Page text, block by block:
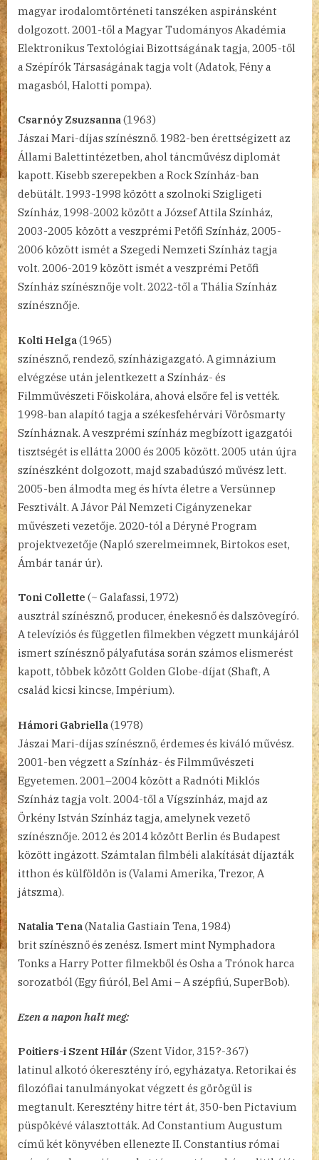
magyar irodalomtörténeti tanszéken aspiránsként
dolgozott. 2001-től a Magyar Tudományos Akadémia
Elektronikus Textológiai Bizottságának tagja, 2005-től
a Szépírók Társaságának tagja volt (Adatok, Fény a
magasból, Halotti pompa).
Csarnóy Zsuzsanna(1963)
Jászai Mari-díjas színésznő. 1982-ben érettségizett az
Állami Balettintézetben, ahol táncművész diplomát
kapott. Kisebb szerepekben a Rock Színház-ban
debütált. 1993-1998 között a szolnoki Szigligeti
Színház, 1998-2002 között a József Attila Színház,
2003-2005 között a veszprémi Petőfi Színház, 2005-
2006 között ismét a Szegedi Nemzeti Színház tagja
volt. 2006-2019 között ismét a veszprémi Petőfi
Színház színésznője volt. 2022-től a Thália Színház
színésznője.
Kolti Helga (1965)
színésznő, rendező, színházigazgató. A gimnázium
elvégzése után jelentkezett a Színház- és
Filmművészeti Főiskolára, ahová elsőre fel is vették.
1998-ban alapító tagja a székesfehérvári Vörösmarty
Színháznak. A veszprémi színház megbízott igazgatói
tisztségét is ellátta 2000 és 2005 között. 2005 után újra
színészként dolgozott, majd szabadúszó művész lett.
2005-ben álmodta meg és hívta életre a Versünnep
Fesztivált. A Jávor Pál Nemzeti Cigányzenekar
művészeti vezetője. 2020-tól a Déryné Program
projektvezetője (Napló szerelmeimnek, Birtokos eset,
Ámbár tanár úr).
Toni Collette (~ Galafassi, 1972)
ausztrál színésznő, producer, énekesnő és dalszövegíró.
A televíziós és független filmekben végzett munkájáról
ismert színésznő pályafutása során számos elismerést
kapott, többek között Golden Globe-díjat (Shaft, A
család kicsi kincse, Impérium).
Hámori Gabriella (1978)
Jászai Mari-díjas színésznő, érdemes és kiváló művész.
2001-ben végzett a Színház- és Filmművészeti
Egyetemen. 2001–2004 között a Radnóti Miklós
Színház tagja volt. 2004-től a Vígszínház, majd az
Örkény István Színház tagja, amelynek vezető
színésznője. 2012 és 2014 között Berlin és Budapest
között ingázott. Számtalan filmbéli alakítását díjazták
itthon és külföldön is (Valami Amerika, Trezor, A
játszma).
Natalia Tena(Natalia Gastiain Tena, 1984)
brit színésznő és zenész. Ismert mint Nymphadora
Tonks a Harry Potter filmekből és Osha a Trónok harca
sorozatból (Egy fiúról, Bel Ami – A szépfiú, SuperBob).
Ezen a napon halt meg:
Poitiers-i Szent Hilár (Szent Vidor, 315?-367)
latinul alkotó ókeresztény író, egyházatya. Retorikai és
filozófiai tanulmányokat végzett és görögül is
megtanult. Keresztény hitre tért át, 350-ben Pictavium
püspökévé választották. Ad Constantium Augustum
című két könyvében ellenezte II. Constantius római